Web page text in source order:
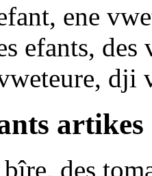
ene
efants, des
dji
artikes
bîre, des